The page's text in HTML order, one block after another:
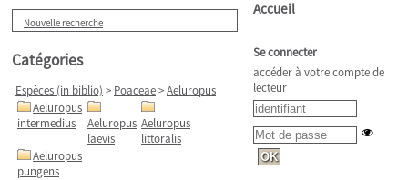
Nouvelle recherche
Catégories
Espèces (in biblio) > Poaceae>Aeluropus
Aeluropus
intermedius
Aeluropus
laevis
Aeluropus
littoralis
Aeluropus
pungens
Accueil
Se connecter
accéder à votre compte de
lecteur